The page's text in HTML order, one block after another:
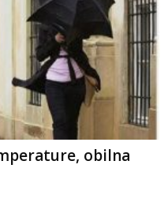
obilna